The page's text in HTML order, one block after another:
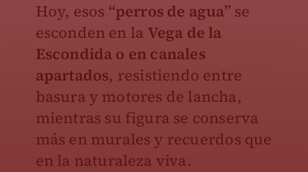
Hoy, esos “perros de agua” se
esconden en la Vega de la
Escondida o en canales
apartados, resistiendo entre
basura y motores de lancha,
mientras su figura se conserva
más en murales y recuerdos que
en la naturaleza viva.